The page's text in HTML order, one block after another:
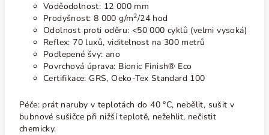
Voděodolnost: 12 000 mm
Prodyšnost: 8 000g/m2/24 hod
Odolnost proti oděru: <50 000 cyklů (velmi vysoká)
Reflex: 70 luxů, viditelnost na 300 metrů
Podlepené švy: ano
Povrchová úprava: Bionic Finish® Eco
Certifikace: GRS, Oeko-Tex Standard 100
Péče: prát naruby v teplotách do 40 °C, nebělit, sušit v
bubnové sušičce při nižší teplotě, nežehlit, nečistit
chemicky.